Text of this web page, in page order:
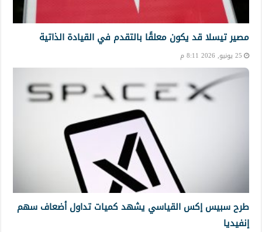
مصير تيسلا قد يكون معلقًا بالتقدم في القيادة الذاتية
25 يونيو, 2026 8:11 م
طرح سبيس إكس القياسي يشهد كميات تداول أضعاف سهم
إنفيديا